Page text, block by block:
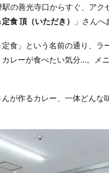
駅の善光寺口からすぐ、ア
食 頂（いただき） 」さんへ
定食」という名前の通り、
カレーが食べたい気分…。メ
が作るカレー、一体どん